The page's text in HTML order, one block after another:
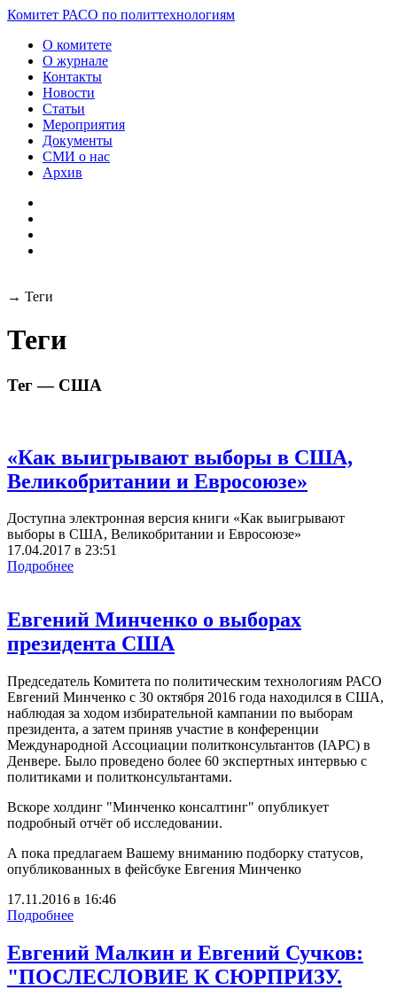
Комитет РАСО по политтехнологиям
О комитете
О журнале
Контакты
Новости
Статьи
Мероприятия
Документы
СМИ о нас
Архив
→ Теги
Теги
Тег — США
«Как выигрывают выборы в США,
Великобритании и Евросоюзе»
Доступна электронная версия книги «Как выигрывают
выборы в США, Великобритании и Евросоюзе»
17.04.2017 в 23:51
Подробнее
Евгений Минченко о выборах
президента США
Председатель Комитета по политическим технологиям РАСО
Евгений Минченко с 30 октября 2016 года находился в США,
наблюдая за ходом избирательной кампании по выборам
президента, а затем приняв участие в конференции
Международной Ассоциации политконсультантов (IAPC) в
Денвере. Было проведено более 60 экспертных интервью с
политиками и политконсультантами.
Вскоре холдинг "Минченко консалтинг" опубликует
подробный отчёт об исследовании.
А пока предлагаем Вашему вниманию подборку статусов,
опубликованных в фейсбуке Евгения Минченко
17.11.2016 в 16:46
Подробнее
Евгений Малкин и Евгений Сучков:
"ПОСЛЕСЛОВИЕ К СЮРПРИЗУ.